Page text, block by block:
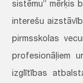
sistēmu” mērķis
interešu
pirmsskolas
profesionāļiem
izglītības